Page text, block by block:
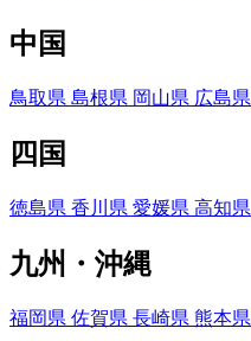
中国
鳥取県 島根県 岡山県 広島県
四国
徳島県 香川県 愛媛県 高知県
九州・沖縄
福岡県 佐賀県 長崎県 熊本県